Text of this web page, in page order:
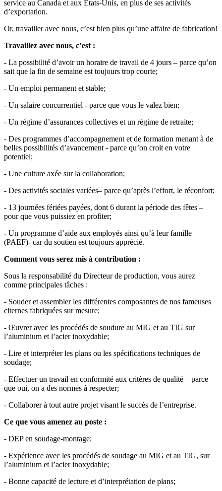
service au Canada et aux États-Unis, en plus de ses activités
d’exportation.
Or, travailler avec nous, c’est bien plus qu’une affaire de fabrication!
Travaillez avec nous, c’est :
- La possibilité d’avoir un horaire de travail de 4 jours – parce qu’on
sait que la fin de semaine est toujours trop courte;
- Un emploi permanent et stable;
- Un salaire concurrentiel - parce que vous le valez bien;
- Un régime d’assurances collectives et un régime de retraite;
- Des programmes d’accompagnement et de formation menant à de
belles possibilités d’avancement - parce qu’on croit en votre
potentiel;
- Une culture axée sur la collaboration;
- Des activités sociales variées– parce qu’après l’effort, le réconfort;
- 13 journées fériées payées, dont 6 durant la période des fêtes –
pour que vous puissiez en profiter;
- Un programme d’aide aux employés ainsi qu’à leur famille
(PAEF)- car du soutien est toujours apprécié.
Comment vous serez mis à contribution :
Sous la responsabilité du Directeur de production, vous aurez
comme principales tâches :
- Souder et assembler les différentes composantes de nos fameuses
citernes fabriquées sur mesure;
- Œuvrer avec les procédés de soudure au MIG et au TIG sur
l’aluminium et l’acier inoxydable;
- Lire et interpréter les plans ou les spécifications techniques de
soudage;
- Effectuer un travail en conformité aux critères de qualité – parce
que oui, on a des normes à respecter;
- Collaborer à tout autre projet visant le succès de l’entreprise.
Ce que vous amenez au poste :
- DEP en soudage-montage;
- Expérience avec les procédés de soudage au MIG et au TIG, sur
l’aluminium et l’acier inoxydable;
- Bonne capacité de lecture et d’interprétation de plans;